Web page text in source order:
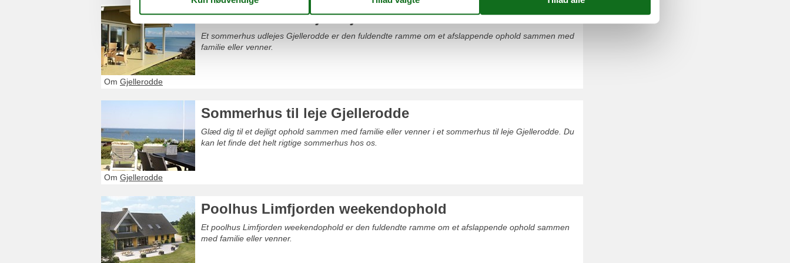
Sommerhus udlejes Gjellerodde
Et sommerhus udlejes Gjellerodde er den fuldendte ramme om et afslappende ophold sammen med
familie eller venner.
Om Gjellerodde
Sommerhus til leje Gjellerodde
Glæd dig til et dejligt ophold sammen med familie eller venner i et sommerhus til leje Gjellerodde. Du
kan let finde det helt rigtige sommerhus hos os.
Om Gjellerodde
Poolhus Limfjorden weekendophold
Et poolhus Limfjorden weekendophold er den fuldendte ramme om et afslappende ophold sammen
med familie eller venner.